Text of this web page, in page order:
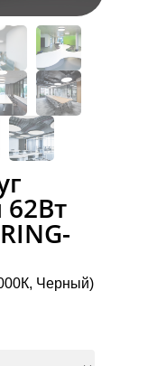
Черный)